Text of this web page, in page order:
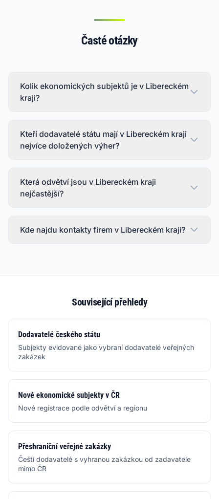
Časté otázky
Kolik ekonomických subjektů je v Libereckém
kraji?
Kteří dodavatelé státu mají v Libereckém kraji
nejvíce doložených výher?
Která odvětví jsou v Libereckém kraji
nejčastější?
Kde najdu kontakty firem v Libereckém kraji?
Související přehledy
Dodavatelé českého státu
Subjekty evidované jako vybraní dodavatelé veřejných
zakázek
Nové ekonomické subjekty v ČR
Nové registrace podle odvětví a regionu
Přeshraniční veřejné zakázky
Čeští dodavatelé s vyhranou zakázkou od zadavatele
mimo ČR